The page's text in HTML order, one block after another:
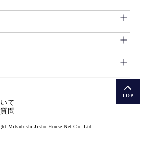
て
問
Mitsubishi Jisho House Net Co.,Ltd.
TOP